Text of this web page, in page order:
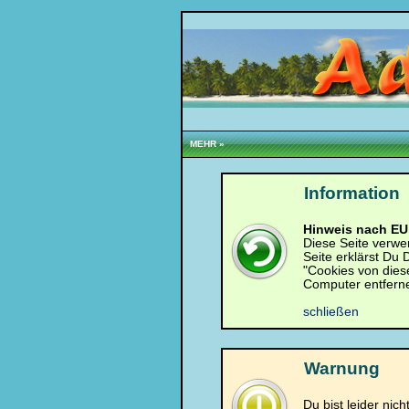
MEHR »
Loginbox
Trage
bitte
die
nachfolgenden
Deinen
Benutzernamen
und
ein,
um
Dich
einzuloggen.
Information
Hinweis nach
Diese Seite
Seite erklärst Du
"Cookies von
Computer
schließen
Warnung
Du bist leider